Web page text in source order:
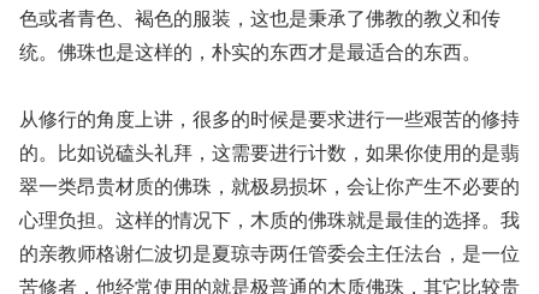
色或者青色、褐色的服装，这也是秉承了佛教的教义和传
统。佛珠也是这样的，朴实的东西才是最适合的东西。
从修行的角度上讲，很多的时候是要求进行一些艰苦的修持
的。比如说磕头礼拜，这需要进行计数，如果你使用的是翡
翠一类昂贵材质的佛珠，就极易损坏，会让你产生不必要的
心理负担。这样的情况下，木质的佛珠就是最佳的选择。我
的亲教师格谢仁波切是夏琼寺两任管委会主任法台，是一位
苦修者，他经常使用的就是极普通的木质佛珠，其它比较贵